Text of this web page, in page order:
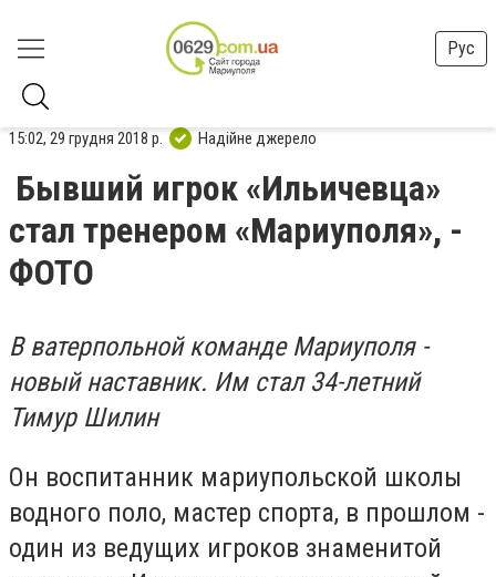
Рус
15:02, 29 грудня 2018 р. Надійне джерело
Бывший игрок «Ильичевца»
стал тренером «Мариуполя», -
ФОТО
В ватерпольной команде Мариуполя -
новый наставник. Им стал 34-летний
Тимур Шилин
Он воспитанник мариупольской школы
водного поло, мастер спорта, в прошлом -
один из ведущих игроков знаменитой